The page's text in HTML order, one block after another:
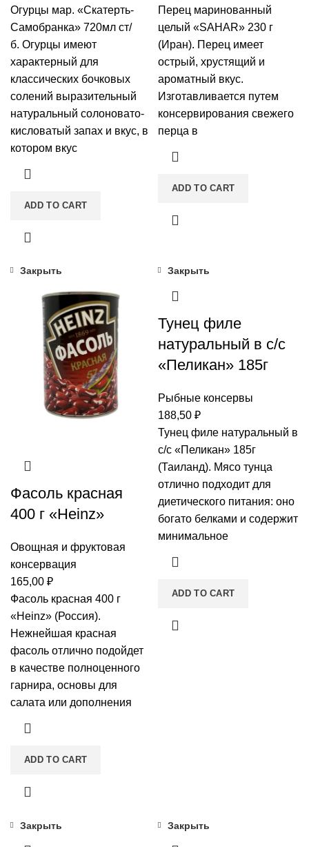
Огурцы мар. «Скатерть-
Самобранка» 720мл ст/
б. Огурцы имеют
характерный для
классических бочковых
солений выразительный
натуральный солоновато-
кисловатый запах и вкус, в
котором вкус
ADD TO CART
Перец маринованный
целый «SAHAR» 230 г
(Иран). Перец имеет
острый, хрустящий и
ароматный вкус.
Изготавливается путем
консервирования свежего
перца в
ADD TO CART
Закрыть
Фасоль красная
400 г «Heinz»
Овощная и фруктовая
консервация
165,00 ₽
Фасоль красная 400 г
«Heinz» (Россия).
Нежнейшая красная
фасоль отлично подойдет
в качестве полноценного
гарнира, основы для
салата или дополнения
ADD TO CART
Закрыть
Тунец филе
натуральный в с/с
«Пеликан» 185г
Рыбные консервы
188,50 ₽
Тунец филе натуральный в
с/с «Пеликан» 185г
(Таиланд). Мясо тунца
отлично подходит для
диетического питания: оно
богато белками и содержит
минимальное
ADD TO CART
Закрыть Закрыть